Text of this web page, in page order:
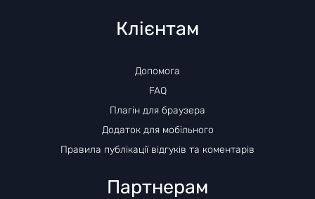
Клієнтам
Допомога
FAQ
Плагін для браузера
Додаток для мобільного
Правила публікації відгуків та коментарів
Партнерам